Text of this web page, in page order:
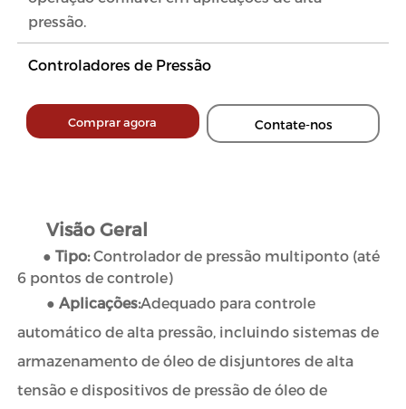
pressão.
Controladores de Pressão
Comprar agora Contate-nos
Visão Geral
● Tipo:Controlador de pressão multiponto (até
6 pontos de controle)
● Aplicações:Adequado para controle
automático de alta pressão, incluindo sistemas de
armazenamento de óleo de disjuntores de alta
tensão e dispositivos de pressão de óleo de